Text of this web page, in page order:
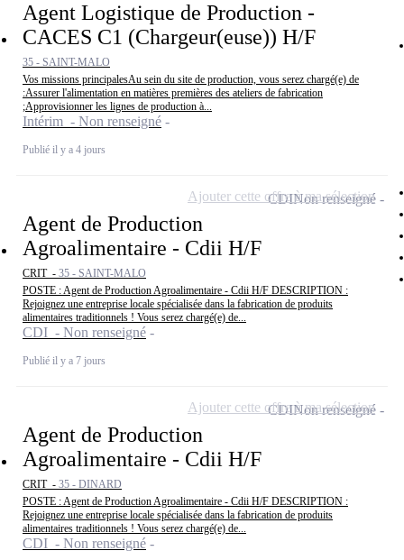
Agent Logistique de Production -
CACES C1 (Chargeur(euse)) H/F
35 - SAINT-MALO
Vos missions principalesAu sein du site de production, vous serez chargé(e) de
:Assurer l'alimentation en matières premières des ateliers de fabrication
;Approvisionner les lignes de production à...
Intérim - Non renseigné
Publié il y a 4 jours
Agent de Production
Agroalimentaire - Cdii H/F
CRIT - 35 - SAINT-MALO
POSTE : Agent de Production Agroalimentaire - Cdii H/F DESCRIPTION :
Rejoignez une entreprise locale spécialisée dans la fabrication de produits
alimentaires traditionnels ! Vous serez chargé(e) de...
CDI - Non renseigné
Publié il y a 7 jours
CDINon renseigné
Ajouter cette offre à ma sélection
Agent de Production
Agroalimentaire - Cdii H/F
CRIT - 35 - DINARD
POSTE : Agent de Production Agroalimentaire - Cdii H/F DESCRIPTION :
Rejoignez une entreprise locale spécialisée dans la fabrication de produits
alimentaires traditionnels ! Vous serez chargé(e) de...
CDI - Non renseigné
CDINon renseigné
Ajouter cette offre à ma sélection